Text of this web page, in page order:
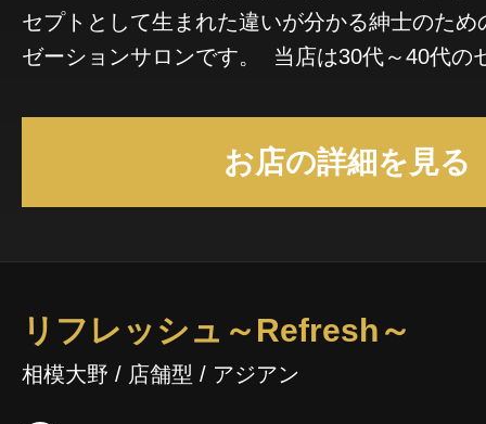
セプトとして生まれた違いが分かる紳士のた
ゼーションサロンです。 当店は30代～40代の
しと 刺激をご提供させていただきます。 宝石のように美しい容姿
ネーが手数料0円でご利用いただけます(*^-^*)
お店の詳細を見る
リフレッシュ～Refresh～
相模大野 / 店舗型 / アジアン